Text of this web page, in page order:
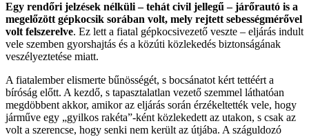
Egy rendőri jelzések nélküli – tehát civil jellegű – járőrautó is a
megelőzött gépkocsik sorában volt, mely rejtett sebességmérővel
volt felszerelve. Ez lett a fiatal gépkocsivezető veszte – eljárás indult
vele szemben gyorshajtás és a közúti közlekedés biztonságának
veszélyeztetése miatt.
A fiatalember elismerte bűnösségét, s bocsánatot kért tettéért a
bíróság előtt. A kezdő, s tapasztalatlan vezető szemmel láthatóan
megdöbbent akkor, amikor az eljárás során érzékeltették vele, hogy
járműve egy „gyilkos rakéta”-ként közlekedett az utakon, s csak az
volt a szerencse, hogy senki nem került az útjába. A száguldozó